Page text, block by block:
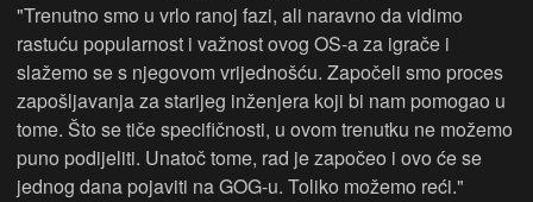
"Trenutno smo u vrlo ranoj fazi, ali naravno da vidimo
rastuću popularnost i važnost ovog OS-a za igrače i
slažemo se s njegovom vrijednošću. Započeli smo proces
zapošljavanja za starijeg inženjera koji bi nam pomogao u
tome. Što se tiče specifičnosti, u ovom trenutku ne možemo
puno podijeliti. Unatoč tome, rad je započeo i ovo će se
jednog dana pojaviti na GOG-u. Toliko možemo reći."